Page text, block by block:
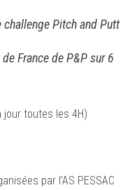
Pitch and Putt
France de P&P sur 6
jour toutes les 4H)
par l’AS PESSAC